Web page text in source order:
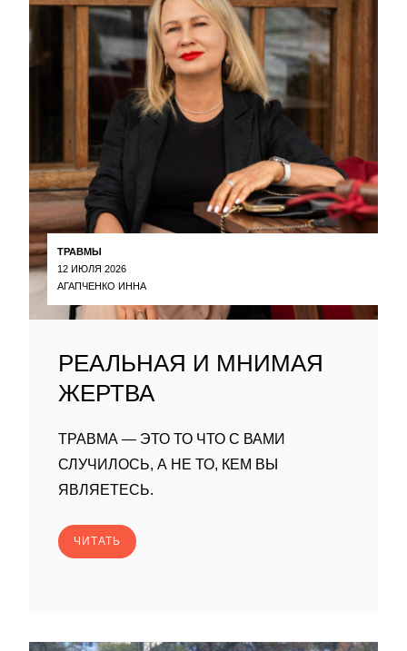
ТРАВМЫ
12 ИЮЛЯ 2026
АГАПЧЕНКО ИННА
РЕАЛЬНАЯ И МНИМАЯ
ЖЕРТВА
ТРАВМА — ЭТО ТО ЧТО С ВАМИ
СЛУЧИЛОСЬ, А НЕ ТО, КЕМ ВЫ
ЯВЛЯЕТЕСЬ.
ЧИТАТЬ